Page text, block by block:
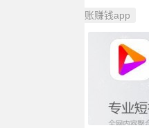
账赚钱app